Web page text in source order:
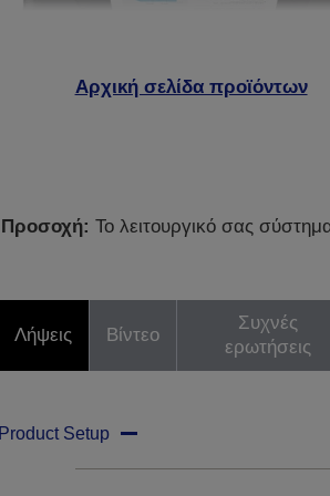
Αρχική σελίδα προϊόντων
Προσοχή: Το λειτουργικό σας
Λήψεις Βίντεο
Συχνές
ερωτήσεις
Product Setup